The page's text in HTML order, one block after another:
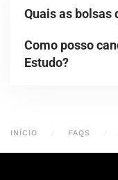
Quais as bolsas
Como posso
Estudo?
INÍCIO FAQS